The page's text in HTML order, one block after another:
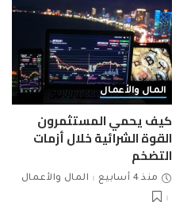
المال والأعمال
كيف يحمي المستثمرون
القوة الشرائية خلال أزمات
التضخم
منذ 4 أسابيع المال والأعمال